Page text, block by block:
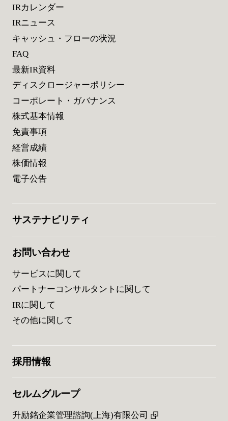
IRカレンダー
IRニュース
キャッシュ・フローの状況
FAQ
最新IR資料
ディスクロージャーポリシー
コーポレート・ガバナンス
株式基本情報
免責事項
経営成績
株価情報
電子公告
サステナビリティ
お問い合わせ
サービスに関して
パートナーコンサルタントに関して
IRに関して
その他に関して
採用情報
セルムグループ
升励銘企業管理諮詢(上海)有限公司